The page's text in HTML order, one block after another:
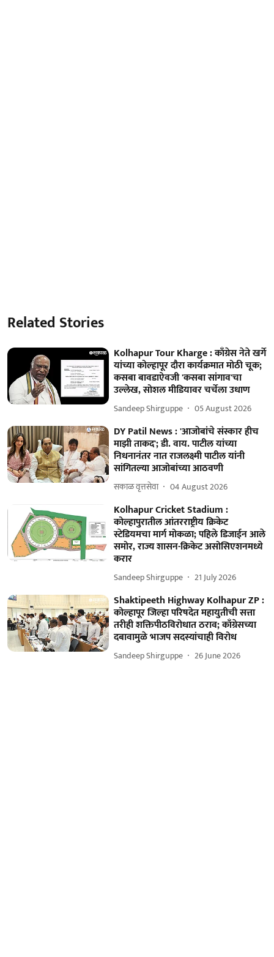
Related Stories
Kolhapur Tour Kharge : काँग्रेस नेते खर्गे
यांच्या कोल्हापूर दौरा कार्यक्रमात मोठी चूक;
कसबा बावडाऐवजी 'कसबा सांगाव'चा
उल्लेख, सोशल मीडियावर चर्चेला उधाण
Sandeep Shirguppe 05 August 2026
DY Patil News : 'आजोबांचे संस्कार हीच
माझी ताकद'; डी. वाय. पाटील यांच्या
निधनानंतर नात राजलक्ष्मी पाटील यांनी
सांगितल्या आजोबांच्या आठवणी
सकाळ वृत्तसेवा 04 August 2026
Kolhapur Cricket Stadium :
कोल्हापुरातील आंतरराष्ट्रीय क्रिकेट
स्टेडियमचा मार्ग मोकळा; पहिले डिजाईन आले
समोर, राज्य शासन-क्रिकेट असोसिएशनमध्ये
करार
Sandeep Shirguppe 21 July 2026
Shaktipeeth Highway Kolhapur ZP :
कोल्हापूर जिल्हा परिषदेत महायुतीची सत्ता
तरीही शक्तिपीठविरोधात ठराव; काँग्रेसच्या
दबावामुळे भाजप सदस्यांचाही विरोध
Sandeep Shirguppe 26 June 2026